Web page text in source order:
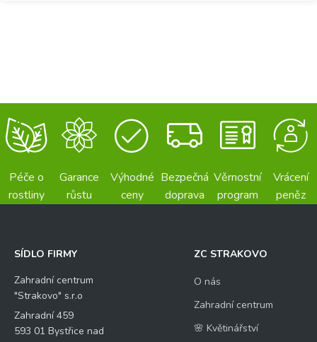
Péče o
rostliny
Garance
růstu
Výhodné
ceny
Bezpečná
doprava
Věrnostní
program
Vrácení
peněz
SÍDLO FIRMY
Zahradní centrum
"Strakovo" s.r.o
Zahradní 459
593 01 Bystřice nad
ZC STRAKOVO
O nás
Zahradní centrum
🌸 Květinářství